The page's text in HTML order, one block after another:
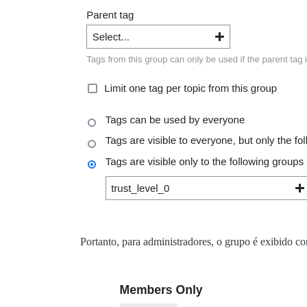
Portanto, para administradores, o grupo é exibido